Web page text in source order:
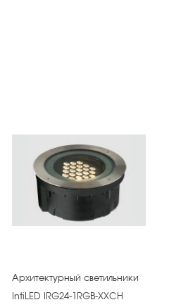
Архитектурный светильники
IntiLED IRG24-1RGB-XXCH